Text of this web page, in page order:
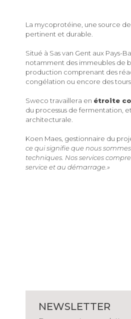
La mycoprotéine, une source
pertinent et durable.
Situé à Sas van Gent aux Pays-
notamment des immeubles de
production comprenant des
congélation ou encore des
Sweco travaillera en étroite
du processus de fermentation,
architecturale.
Koen Maes, gestionnaire du
ce qui signifie que nous
techniques. Nos services
service et au démarrage.»
NEWSLETTER